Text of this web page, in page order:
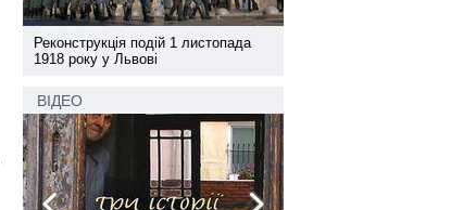
Реконструкція подій 1 листопада
1918 року у Львові
ВІДЕО